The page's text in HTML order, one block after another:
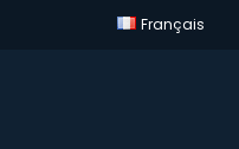
Français